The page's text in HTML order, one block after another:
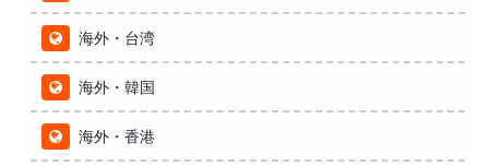
海外・台湾
海外・韓国
海外・香港